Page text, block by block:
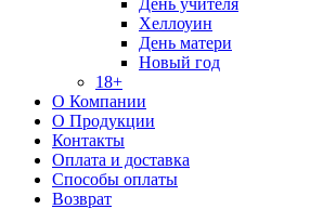
День учителя
Хеллоуин
День матери
Новый год
18+
О Компании
О Продукции
Контакты
Оплата и доставка
Способы оплаты
Возврат